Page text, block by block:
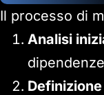
Il processo di
Analisi